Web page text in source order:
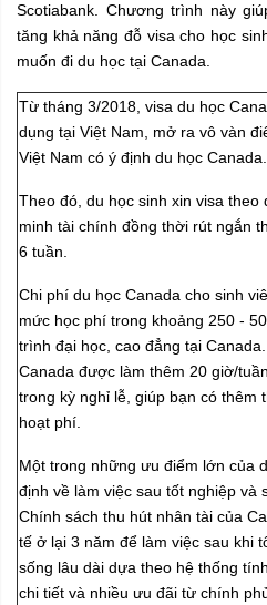
Scotiabank. Chương trình này
tăng khả năng đỗ visa cho học
muốn đi du học tại Canada.
Từ tháng 3/2018, visa du học
dụng tại Việt Nam, mở ra vô vàn
Việt Nam có ý định du học Canada.
Theo đó, du học sinh xin visa
minh tài chính đồng thời rút ngắn
6 tuần.
Chi phí du học Canada cho sinh
mức học phí trong khoảng 250 -
trình đại học, cao đẳng tại
Canada được làm thêm 20 giờ/
trong kỳ nghỉ lễ, giúp bạn có thêm
hoạt phí.
Một trong những ưu điểm lớn của
định về làm việc sau tốt nghiệp và
Chính sách thu hút nhân tài của
tế ở lại 3 năm để làm việc sau khi
sống lâu dài dựa theo hệ thống
chi tiết và nhiều ưu đãi từ chính